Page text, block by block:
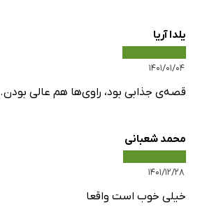
یلدا آریا
۱۴۰۱/۰۱/۰۴
قصه‌ی جذابی بود، راوی‌ها هم عالی بودن.
محمد شعبانی
۱۴۰۱/۱۲/۲۸
خیلی خوب است واقعا